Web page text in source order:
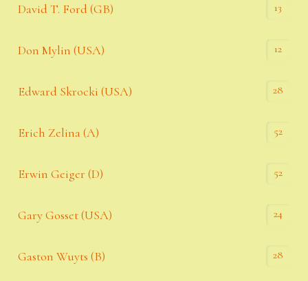
David T. Ford (GB) 13
Don Mylin (USA) 12
Edward Skrocki (USA) 28
Erich Zelina (A) 52
Erwin Geiger (D) 52
Gary Gosset (USA) 24
Gaston Wuyts (B) 28